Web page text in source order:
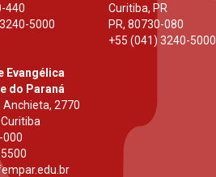
440
5000
Curitiba, PR
PR, 80730-080
+55 (041) 3240-5000
Evangélica
do Paraná
Anchieta, 2770
000